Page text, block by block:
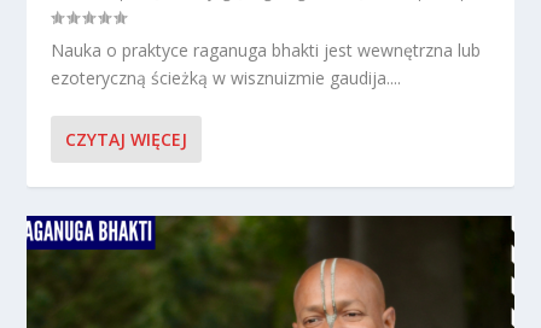
Nauka o praktyce raganuga bhakti jest wewnętrzna lub
ezoteryczną ścieżką w wisznuizmie gaudija....
CZYTAJ WIĘCEJ